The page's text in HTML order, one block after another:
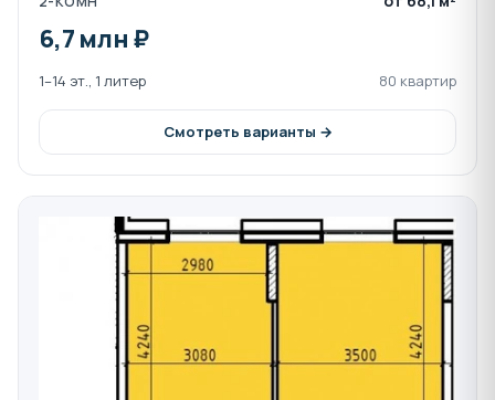
6,7 млн ₽
1–14 эт., 1 литер 80 квартир
Смотреть варианты →